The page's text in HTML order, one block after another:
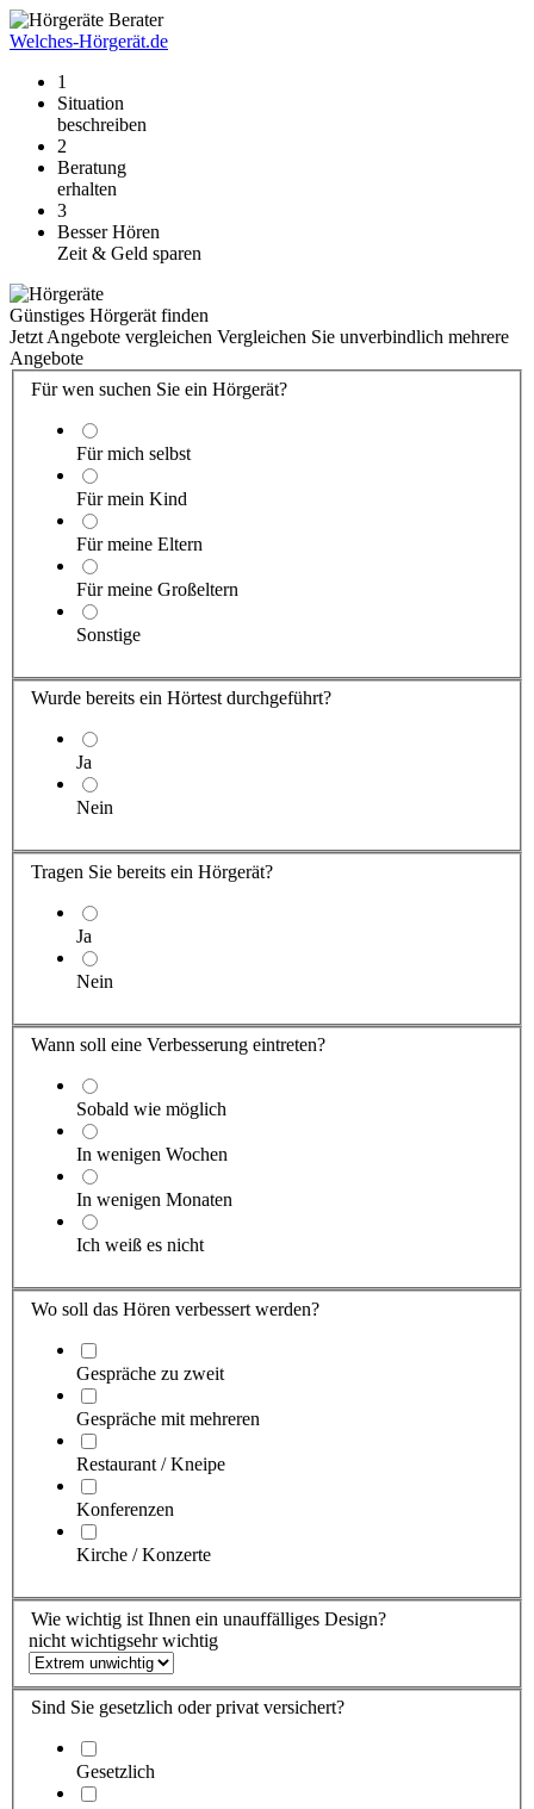
Welches-Hörgerät.de
1
Situation
beschreiben
2
Beratung
erhalten
3
Besser Hören
Zeit & Geld sparen
Günstiges Hörgerät finden
Jetzt Angebote vergleichen Vergleichen Sie unverbindlich mehrere
Angebote
Für wen suchen Sie ein Hörgerät?
Für mich selbst
Für mein Kind
Für meine Eltern
Für meine Großeltern
Sonstige
Wurde bereits ein Hörtest durchgeführt?
Ja
Nein
Tragen Sie bereits ein Hörgerät?
Ja
Nein
Wann soll eine Verbesserung eintreten?
Sobald wie möglich
In wenigen Wochen
In wenigen Monaten
Ich weiß es nicht
Wo soll das Hören verbessert werden?
Gespräche zu zweit
Gespräche mit mehreren
Restaurant / Kneipe
Konferenzen
Kirche / Konzerte
Wie wichtig ist Ihnen ein unauffälliges Design?
nicht wichtigsehr wichtig
Sind Sie gesetzlich oder privat versichert?
Gesetzlich